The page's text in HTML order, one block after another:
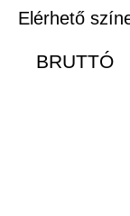
Elérhető
BRUTTÓ